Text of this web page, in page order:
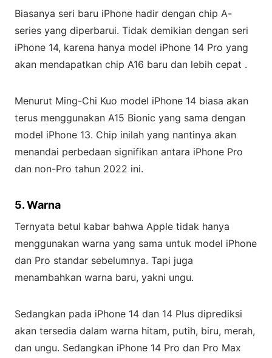
Biasanya seri baru iPhone hadir dengan chip A-
series yang diperbarui. Tidak demikian dengan seri
iPhone 14, karena hanya model iPhone 14 Pro yang
akan mendapatkan chip A16 baru dan lebih cepat .
Menurut Ming-Chi Kuo model iPhone 14 biasa akan
terus menggunakan A15 Bionic yang sama dengan
model iPhone 13. Chip inilah yang nantinya akan
menandai perbedaan signifikan antara iPhone Pro
dan non-Pro tahun 2022 ini.
5. Warna
Ternyata betul kabar bahwa Apple tidak hanya
menggunakan warna yang sama untuk model iPhone
dan Pro standar sebelumnya. Tapi juga
menambahkan warna baru, yakni ungu.
Sedangkan pada iPhone 14 dan 14 Plus diprediksi
akan tersedia dalam warna hitam, putih, biru, merah,
dan ungu. Sedangkan iPhone 14 Pro dan Pro Max